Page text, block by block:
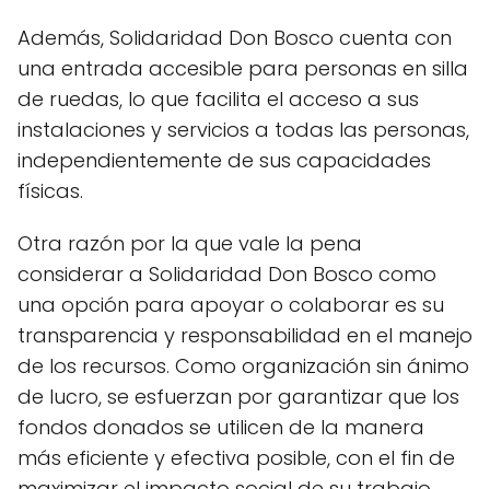
Además, Solidaridad Don Bosco cuenta con
una entrada accesible para personas en silla
de ruedas, lo que facilita el acceso a sus
instalaciones y servicios a todas las personas,
independientemente de sus capacidades
físicas.
Otra razón por la que vale la pena
considerar a Solidaridad Don Bosco como
una opción para apoyar o colaborar es su
transparencia y responsabilidad en el manejo
de los recursos. Como organización sin ánimo
de lucro, se esfuerzan por garantizar que los
fondos donados se utilicen de la manera
más eficiente y efectiva posible, con el fin de